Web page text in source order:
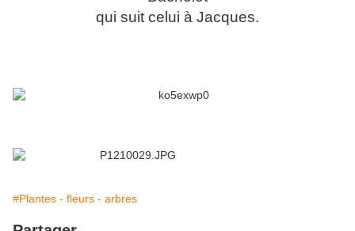
qui suit celui à Jacques.
#Plantes - fleurs - arbres